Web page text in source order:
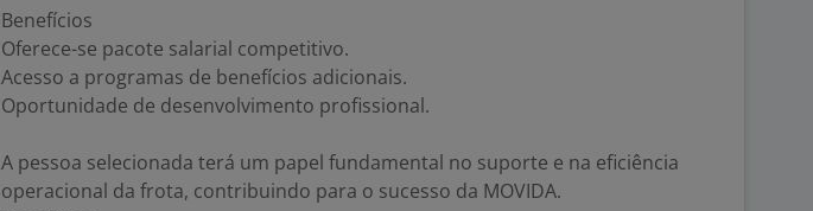
Benefícios
Oferece-se pacote salarial competitivo.
Acesso a programas de benefícios adicionais.
Oportunidade de desenvolvimento profissional.
A pessoa selecionada terá um papel fundamental no suporte e na eficiência
operacional da frota, contribuindo para o sucesso da MOVIDA.